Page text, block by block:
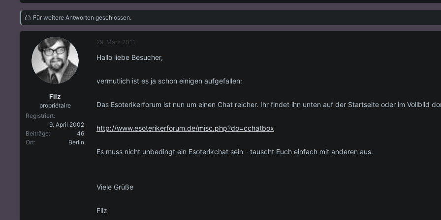
s
t
l
e
s
l
l
t
a
m
Für weitere Antworten geschlossen.
Filz
propriétaire
Registriert
9. April 2002
Beiträge
46
Ort
Berlin
29. März 2011
Hallo liebe Besucher,
vermutlich ist es ja schon einigen aufgefallen:
Das Esoterikerforum ist nun um einen Chat reicher. Ihr findet ihn unten auf der Startseite oder im Vollbild
http://www.esoterikerforum.de/misc.php?do=cchatbox
Es muss nicht unbedingt ein Esoterikchat sein - tauscht Euch einfach mit anderen aus.
Viele Grüße
Filz